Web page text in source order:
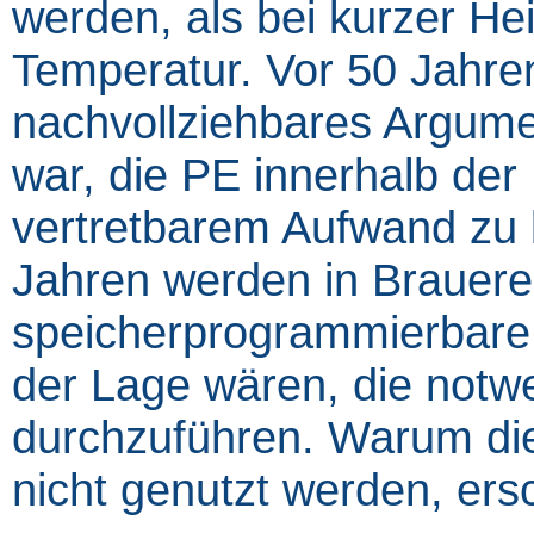
werden, als bei kurzer
Temperatur. Vor 50
nachvollziehbares
war, die PE innerhalb
vertretbarem Aufwand
Jahren werden in
der Lage wären, die
durchzuführen. Warum
nicht genutzt werden,